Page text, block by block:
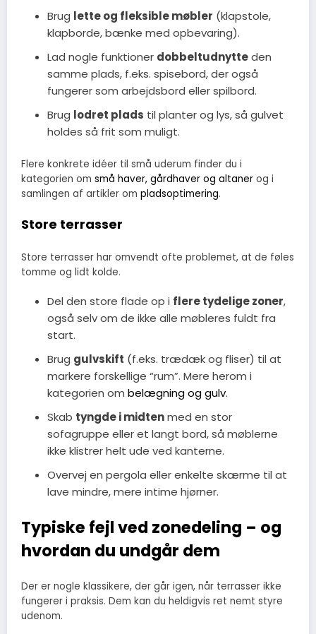
Brug lette og fleksible møbler (klapstole,
klapborde, bænke med opbevaring).
Lad nogle funktioner dobbeltudnytteden
samme plads, f.eks. spisebord, der også
fungerer som arbejdsbord eller spilbord.
Brug lodret plads til planter og lys, så gulvet
holdes så frit som muligt.
Flere konkrete idéer til små uderum finder du i
kategorien om små haver, gårdhaver og altaner og i
samlingen af artikler om pladsoptimering.
Store terrasser
Store terrasser har omvendt ofte problemet, at de føles
tomme og lidt kolde.
Del den store flade op i flere tydelige zoner,
også selv om de ikke alle møbleres fuldt fra
start.
Brug gulvskift (f.eks. trædæk og fliser) til at
markere forskellige “rum”. Mere herom i
kategorien om belægning og gulv.
Skab tyngde i midtenmed en stor
sofagruppe eller et langt bord, så møblerne
ikke klistrer helt ude ved kanterne.
Overvej en pergola eller enkelte skærme til at
lave mindre, mere intime hjørner.
Typiske fejl ved zonedeling – og
hvordan du undgår dem
Der er nogle klassikere, der går igen, når terrasser ikke
fungerer i praksis. Dem kan du heldigvis ret nemt styre
udenom.